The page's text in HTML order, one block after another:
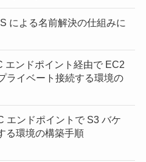
による名前解決の仕組みに
エンドポイント経由で EC2
ライベート接続する環境の
エンドポイントで S3 バケ
る環境の構築手順